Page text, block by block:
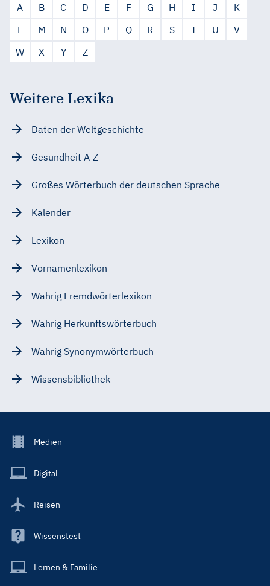
A B C D E F G H I J
K
L
M N O P Q R S T U
V
W
X Y Z
Weitere Lexika
Daten der Weltgeschichte
Gesundheit A-Z
Großes Wörterbuch der deutschen Sprache
Kalender
Lexikon
Vornamenlexikon
Wahrig Fremdwörterlexikon
Wahrig Herkunftswörterbuch
Wahrig Synonymwörterbuch
Wissensbibliothek
Footer
Main
Medien
Digital
Reisen
Wissenstest
Lernen & Familie